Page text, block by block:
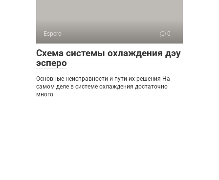
Espero 0
Схема системы охлаждения дэу
эсперо
Основные неисправности и пути их решения На
самом деле в системе охлаждения достаточно
много